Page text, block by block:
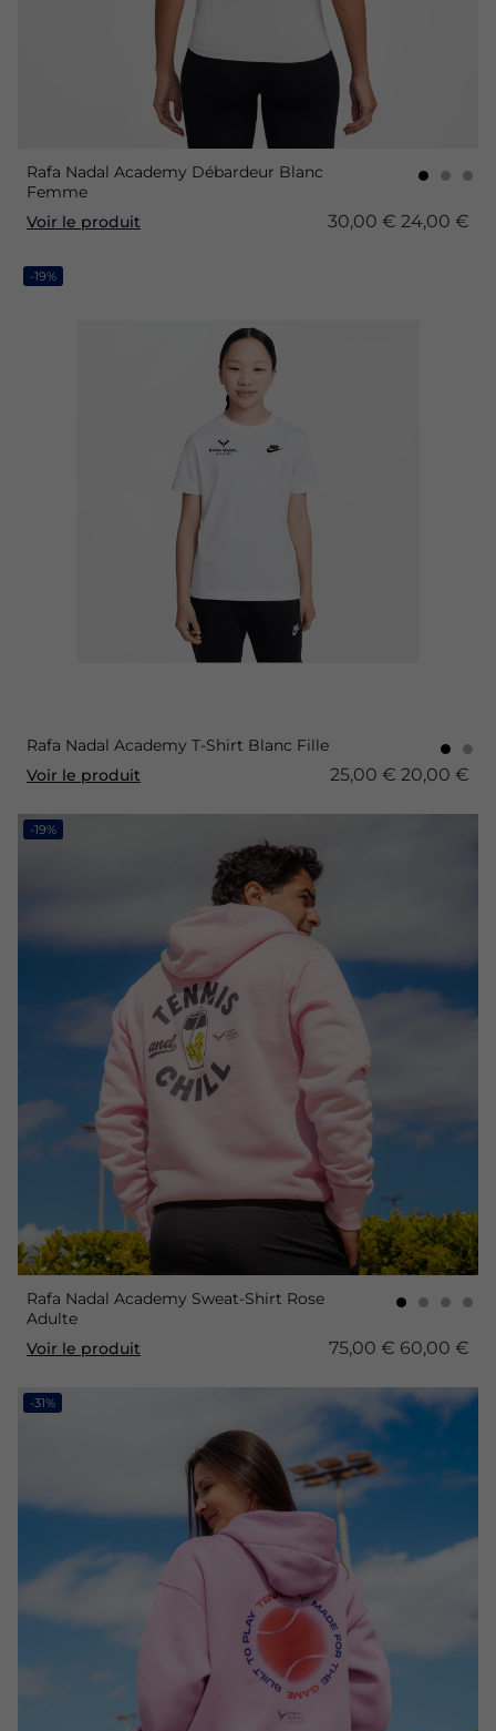
Rafa Nadal Academy Débardeur Blanc
Femme
Voir le produit
30,00 € 24,00 €
-19%
Rafa Nadal Academy T-Shirt Blanc Fille
Voir le produit
25,00 € 20,00 €
-19%
Rafa Nadal Academy Sweat-Shirt Rose
Adulte
Voir le produit
75,00 € 60,00 €
-31%